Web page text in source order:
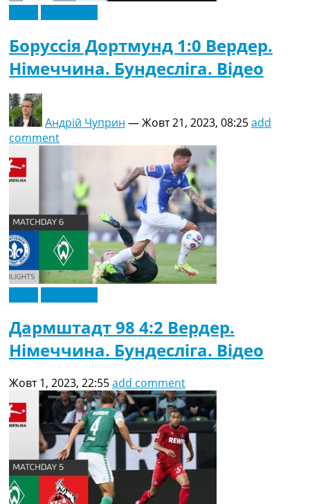
Боруссія Дортмунд 1:0 Вердер.
Німеччина. Бундесліга. Відео
Андрій Чуприн —Жовт 21, 2023, 08:25add
comment
Дармштадт 98 4:2 Вердер.
Німеччина. Бундесліга. Відео
Жовт 1, 2023, 22:55add comment